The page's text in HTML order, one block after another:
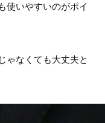
使いやすいのがポイ
ゃなくても大丈夫と